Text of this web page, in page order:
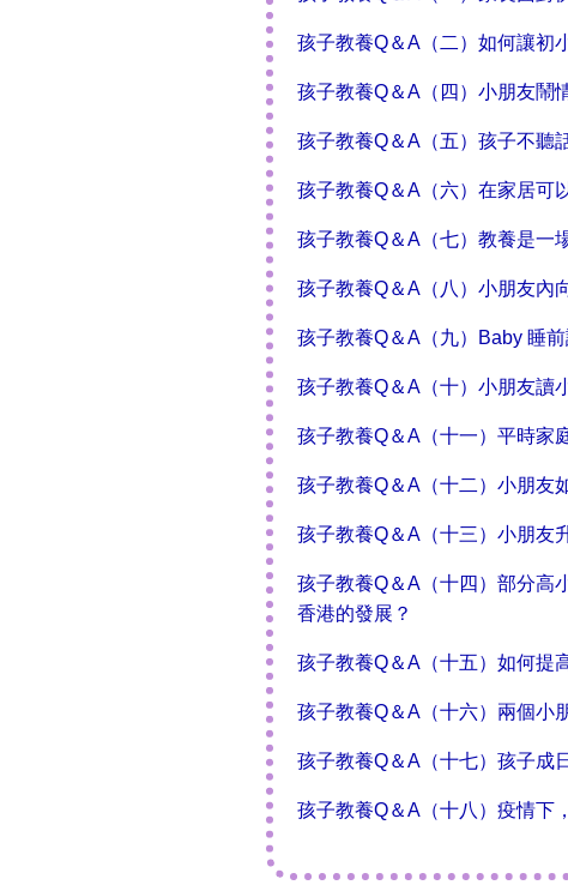
孩子教養Q＆A（二）如何讓初
孩子教養Q＆A（四）小朋友鬧
孩子教養Q＆A（五）孩子不聽
孩子教養Q＆A（六）在家居可
孩子教養Q＆A（七）教養是一
孩子教養Q＆A（八）小朋友內
孩子教養Q＆A（九）Baby 睡
孩子教養Q＆A（十）小朋友讀
孩子教養Q＆A（十一）平時家
孩子教養Q＆A（十二）小朋友
孩子教養Q＆A（十三）小朋友
孩子教養Q＆A（十四）部分高
香港的發展？
孩子教養Q＆A（十五）如何提
孩子教養Q＆A（十六）兩個小
孩子教養Q＆A（十七）孩子成
孩子教養Q＆A（十八）疫情下